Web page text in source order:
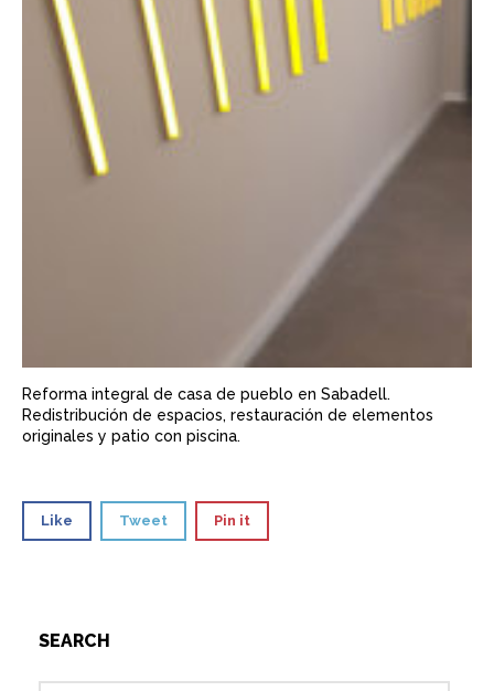
Reforma integral de casa de pueblo en Sabadell.
Redistribución de espacios, restauración de elementos
originales y patio con piscina.
Like Tweet Pin it
SEARCH